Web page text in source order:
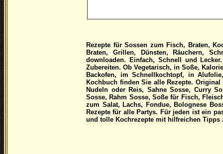
Rezepte für Sossen zum Fisch, Braten,
Braten, Grillen, Dünsten, Räuchern,
downloaden. Einfach, Schnell und
Zubereiten. Ob Vegetarisch, in Soße,
Backofen, im Schnellkochtopf, in
Kochbuch finden Sie alle Rezepte.
Nudeln oder Reis, Sahne Sosse, Curry
Sosse, Rahm Sosse, Soße für Fisch,
zum Salat, Lachs, Fondue, Bolognese
Rezepte für alle Partys. Für jeden ist ein
und tolle Kochrezepte mit hilfreichen Tipps